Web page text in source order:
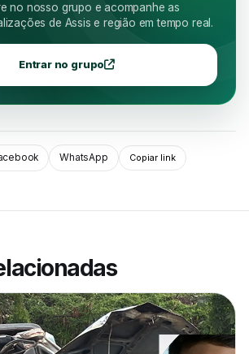
no nosso grupo e acompanhe as
de Assis e região em tempo real.
Entrar no grupo
WhatsApp Copiar link